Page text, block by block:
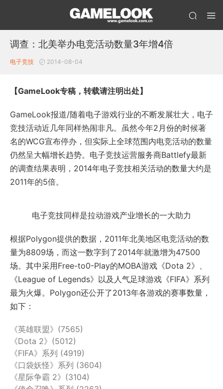
调查：北美举办电竞活动数量3年增4倍
电子竞技 2014-08-04
【GameLook专稿，转载请注明出处】
GameLook报道/随着电子游戏行业的不断发展壮大，电子
竞技活动近几年同样热闹非凡。虽然今年2月份的时候著
名的WCG宣布停办，但实际上全球范围内电竞活动的数量
仍然呈大幅增长趋势。电子竞技运营服务商Battlefy最新
的调查结果表明，2014年电子竞技相关活动的数量大约是
2011年的5倍。
电子竞技同样是拉动游戏产业增长的一大助力
根据Polygon提供的数据，2011年北美地区电竞活动的数
量为8809场，而这一数字到了2014年就激增为47500
场。其中采用Free-to0-Play的MOBA游戏《Dota 2》、
《League of Legends》以及人气足球游戏《FIFA》系列
最为火爆。Polygon还公开了2013年各游戏的赛事数量，
如下：
《英雄联盟》(7565)
《Dota 2》(5012)
《FIFA》系列 (4919)
《口袋妖怪》系列 (3604)
《星际争霸 2》(3104)